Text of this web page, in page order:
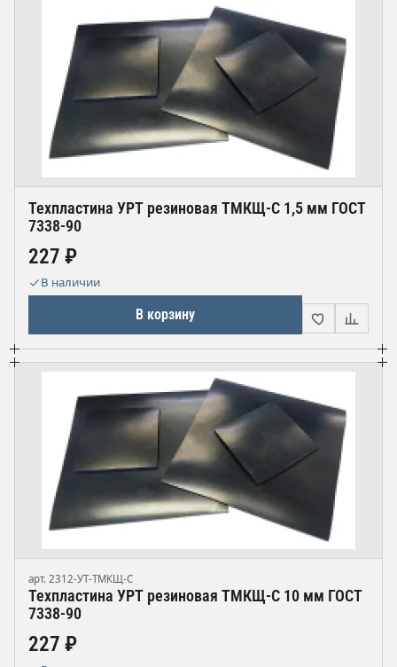
Техпластина УРТ резиновая ТМКЩ-С 1,5 мм ГОСТ
7338-90
227 ₽
В наличии
В корзину
арт. 2312-УТ-ТМКЩ-С
Техпластина УРТ резиновая ТМКЩ-С 10 мм ГОСТ
7338-90
227 ₽